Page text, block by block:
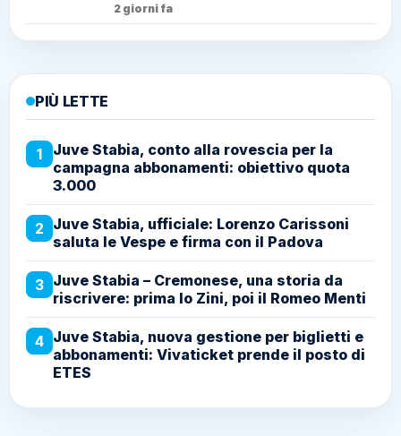
2 giorni fa
PIÙ LETTE
1
Juve Stabia, conto alla rovescia per la
campagna abbonamenti: obiettivo quota
3.000
2 Juve Stabia, ufficiale: Lorenzo Carissoni
saluta le Vespe e firma con il Padova
3 Juve Stabia – Cremonese, una storia da
riscrivere: prima lo Zini, poi il Romeo Menti
4 Juve Stabia, nuova gestione per biglietti e
abbonamenti: Vivaticket prende il posto di
ETES